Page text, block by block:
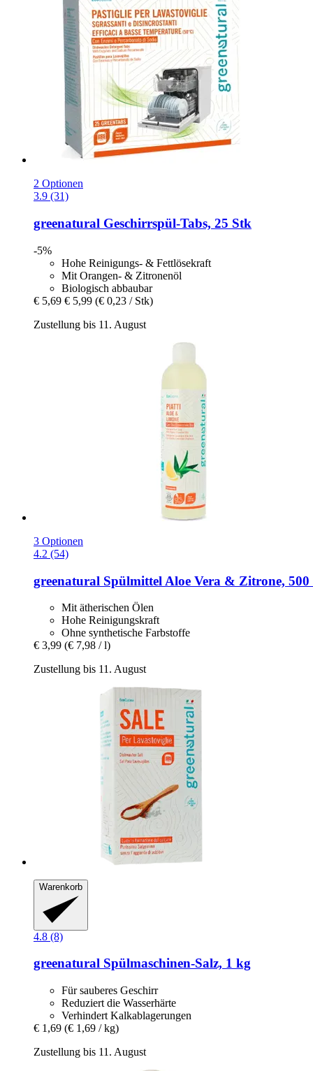
2 Optionen
3.9 (31)
greenatural Geschirrspül-​Tabs, 25 Stk
-5%
Hohe Reinigungs- & Fettlösekraft
Mit Orangen- & Zitronenöl
Biologisch abbaubar
€ 5,69 € 5,99 (€ 0,23 / Stk)
Zustellung bis 11. August
3 Optionen
4.2 (54)
greenatural Spülmittel Aloe Vera & Zitrone, 500
Mit ätherischen Ölen
Hohe Reinigungskraft
Ohne synthetische Farbstoffe
€ 3,99 (€ 7,98 / l)
Zustellung bis 11. August
Warenkorb
4.8 (8)
greenatural Spülmaschinen-​Salz, 1 kg
Für sauberes Geschirr
Reduziert die Wasserhärte
Verhindert Kalkablagerungen
€ 1,69 (€ 1,69 / kg)
Zustellung bis 11. August